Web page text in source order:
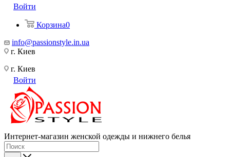
Войти
Корзина0
info@passionstyle.in.ua
г. Киев
г. Киев
Войти
Интернет-магазин женской одежды и нижнего белья